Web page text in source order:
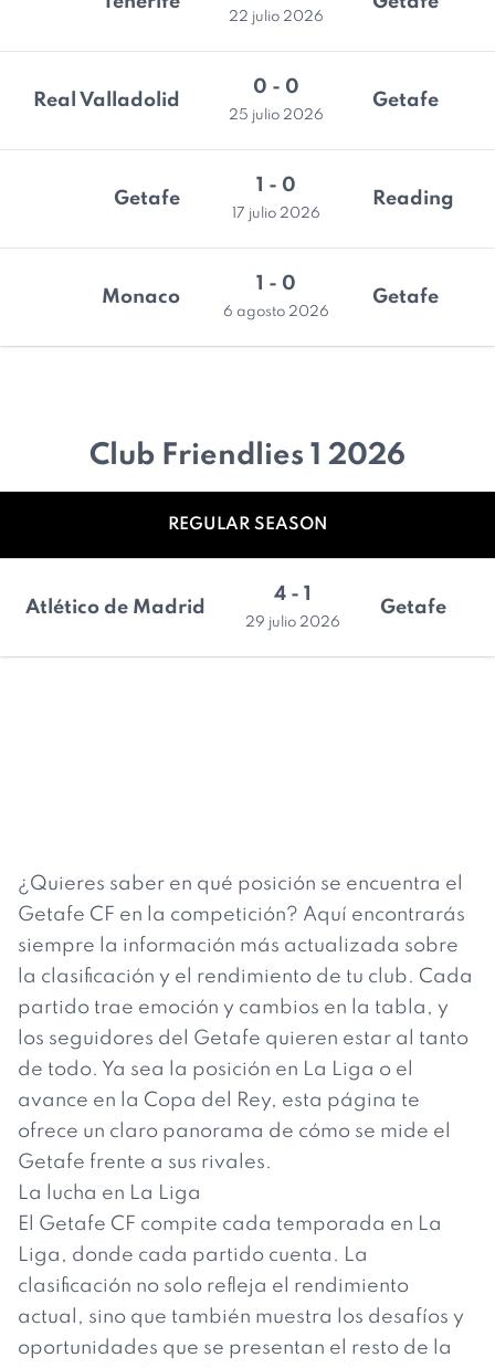
22 julio 2026
Real Valladolid
0 - 0
25 julio 2026
Getafe
Getafe
1 - 0
17 julio 2026
Reading
Monaco
1 - 0
6 agosto 2026
Getafe
Club Friendlies 1 2026
REGULAR SEASON
Atlético de Madrid
4 - 1
29 julio 2026
Getafe
¿Quieres saber en qué posición se encuentra el
Getafe CF en la competición? Aquí encontrarás
siempre la información más actualizada sobre
la clasificación y el rendimiento de tu club. Cada
partido trae emoción y cambios en la tabla, y
los seguidores del Getafe quieren estar al tanto
de todo. Ya sea la posición en La Liga o el
avance en la Copa del Rey, esta página te
ofrece un claro panorama de cómo se mide el
Getafe frente a sus rivales.
La lucha en La Liga
El Getafe CF compite cada temporada en La
Liga, donde cada partido cuenta. La
clasificación no solo refleja el rendimiento
actual, sino que también muestra los desafíos y
oportunidades que se presentan el resto de la